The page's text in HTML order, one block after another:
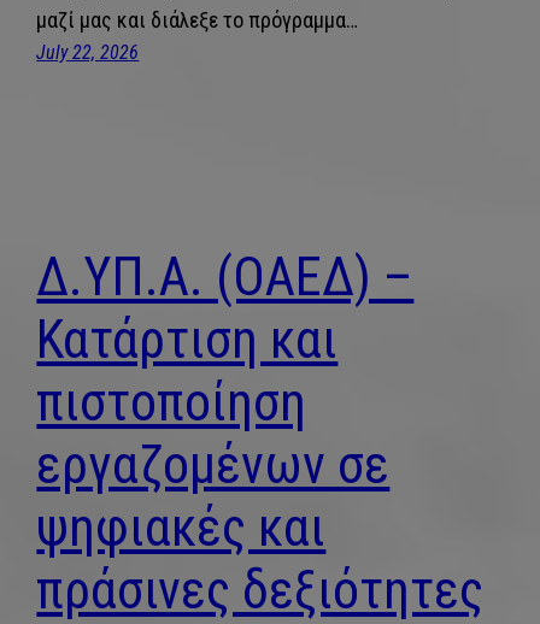
μαζί μας και διάλεξε το πρόγραμμα…
July 22, 2026
Δ.ΥΠ.Α. (ΟΑΕΔ) –
Κατάρτιση και
πιστοποίηση
εργαζομένων σε
ψηφιακές και
πράσινες δεξιότητες